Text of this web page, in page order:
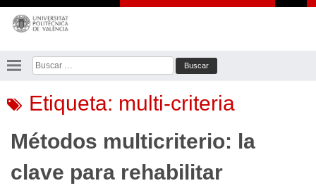
Saltar
contenido
Buscar:
Etiqueta: multi-criteria
Métodos multicriterio: la
clave para rehabilitar